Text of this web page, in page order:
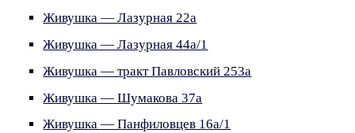
Живушка — Лазурная 22а
Живушка — Лазурная 44а/1
Живушка — тракт Павловский 253а
Живушка — Шумакова 37а
Живушка — Панфиловцев 16а/1